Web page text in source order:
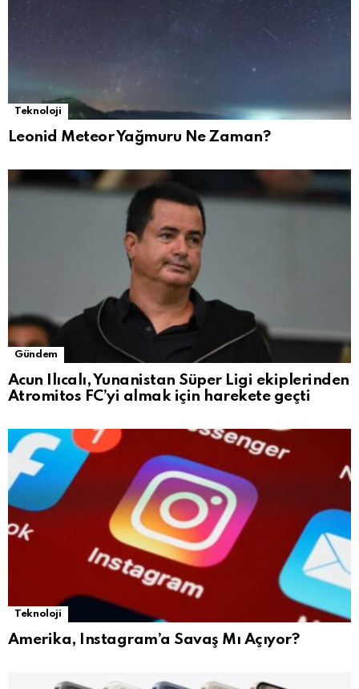
Teknoloji
Leonid Meteor Yağmuru Ne Zaman?
Gündem
Acun Ilıcalı, Yunanistan Süper Ligi ekiplerinden
Atromitos FC’yi almak için harekete geçti
Teknoloji
Amerika, Instagram’a Savaş Mı Açıyor?